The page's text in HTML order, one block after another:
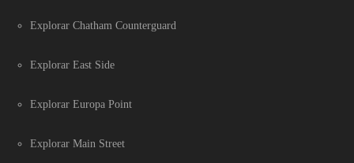
Explorar Chatham Counterguard
Explorar East Side
Explorar Europa Point
Explorar Main Street